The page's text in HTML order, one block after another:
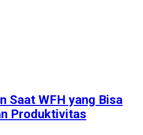
Saat WFH yang Bisa
Produktivitas